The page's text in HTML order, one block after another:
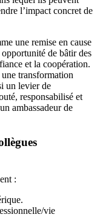
l’impact concret de
une remise en cause
de bâtir des
et la coopération.
transformation
un levier de
responsabilisé et
ambassadeur de
:
vie